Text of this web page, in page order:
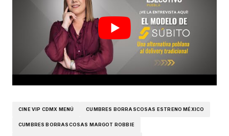
CINE VIP CDMX MENÚ CUMBRES BORRASCOSAS ESTRENO MÉXICO
CUMBRES BORRASCOSAS MARGOT ROBBIE